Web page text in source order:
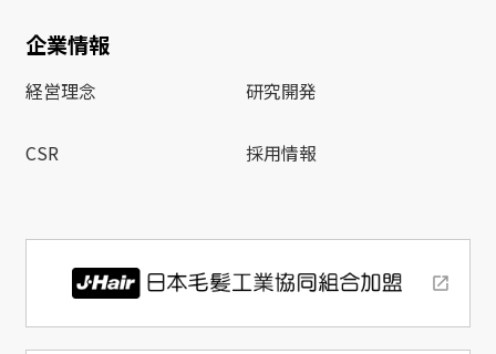
企業情報
経営理念 研究開発
CSR 採用情報